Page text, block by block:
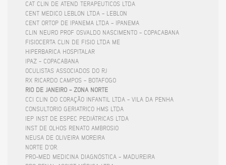
CAT CLIN DE ATEND TERAPEUTICOS LTDA
CENT MEDICO LEBLON LTDA - LEBLON
CENT ORTOP DE IPANEMA LTDA - IPANEMA
CLIN NEURO PROF OSVALDO NASCIMENTO - COPACABANA
FISIOCERTA CLIN DE FISIO LTDA ME
HIPERBARICA HOSPITALAR
IPAZ - COPACABANA
OCULISTAS ASSOCIADOS DO RJ
RX RICARDO CAMPOS - BOTAFOGO
RIO DE JANEIRO - ZONA NORTE
CCI CLIN DO CORAÇÃO INFANTIL LTDA - VILA DA PENHA
CONSULTORIO GERIATRICO HMS LTDA
IEP INST DE ESPEC PEDIÁTRICAS LTDA
INST DE OLHOS RENATO AMBROSIO
NEUSA DE OLIVEIRA MOREIRA
NORTE D'OR.
PRO-MED MEDICINA DIAGNÓSTICA - MADUREIRA